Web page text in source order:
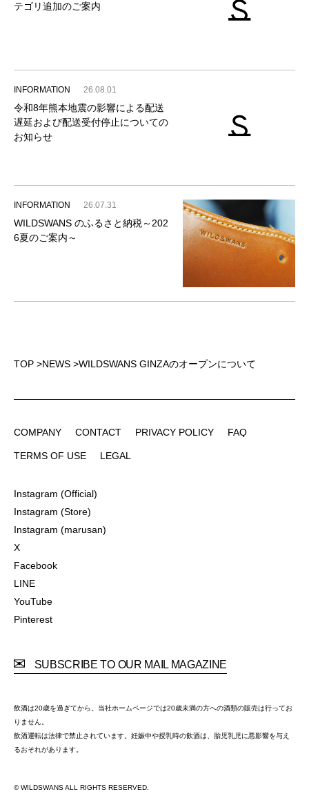
テゴリ追加のご案内
INFORMATION 26.08.01
令和8年熊本地震の影響による配送
遅延および配送受付停止についての
お知らせ
INFORMATION 26.07.31
WILDSWANS のふるさと納税～202
6夏のご案内～
TOP >NEWS >WILDSWANS GINZAのオープンについて
COMPANY
CONTACT
PRIVACY POLICY
FAQ
TERMS OF USE
LEGAL
Instagram (Official)
Instagram (Store)
Instagram (marusan)
X
Facebook
LINE
YouTube
Pinterest
SUBSCRIBE TO OUR MAIL MAGAZINE
飲酒は20歳を過ぎてから。当社ホームページでは20歳未満の方への酒類の販売は行ってお
りません。
飲酒運転は法律で禁止されています。妊娠中や授乳時の飲酒は、胎児乳児に悪影響を与え
るおそれがあります。
© WILDSWANS ALL RIGHTS RESERVED.